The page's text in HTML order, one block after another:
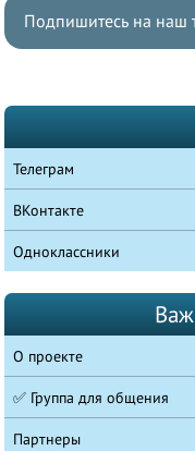
Подпишитесь на наш
Телеграм
ВКонтакте
Одноклассники
О проекте
✅ Группа для общения
Партнеры